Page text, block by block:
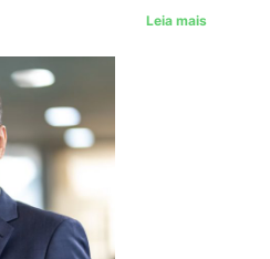
Leia mais